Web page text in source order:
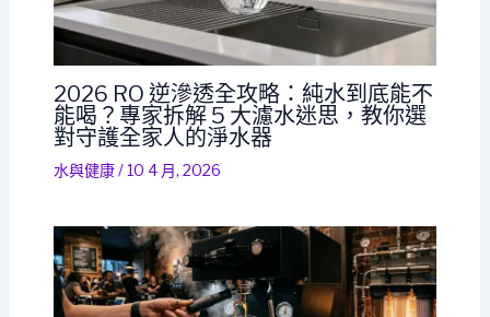
2026 RO 逆滲透全攻略：純水到底能不
能喝？專家拆解 5 大濾水迷思，教你選
對守護全家人的淨水器
水與健康/10 4 月, 2026